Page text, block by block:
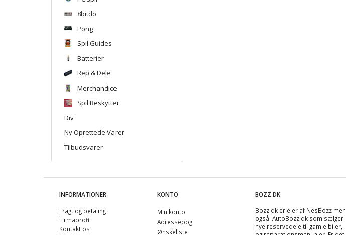
8bitdo
Pong
Spil Guides
Batterier
Rep & Dele
Merchandice
Spil Beskytter
Div
Ny Oprettede Varer
Tilbudsvarer
INFORMATIONER
Fragt og betaling
Firmaprofil
Kontakt os
KONTO
Min konto
Adressebog
Ønskeliste
BOZZ.DK
Bozz.dk er ejer af NesBozz men
også AutoBozz.dk som sælger
nye reservedele til gamle biler,